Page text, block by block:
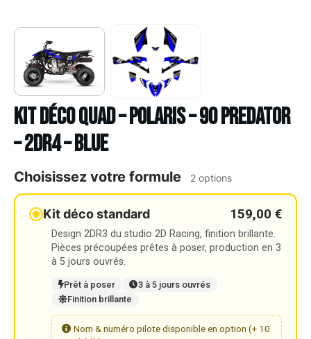
Kit déco Quad – POLARIS – 90 PREDATOR
– 2DR4 – BLUE
Choisissez votre formule 2 options
Kit déco standard 159,00 €
Design 2DR3 du studio 2D Racing, finition brillante.
Pièces précoupées prêtes à poser, production en 3
à 5 jours ouvrés.
Prêt à poser
3 à 5 jours ouvrés
Finition brillante
Nom & numéro pilote disponible en option (+ 10